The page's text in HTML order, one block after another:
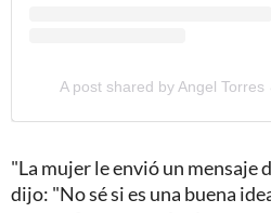
A post shared by Angel
"La mujer le envió un mensaje
dijo: "No sé si es una buena